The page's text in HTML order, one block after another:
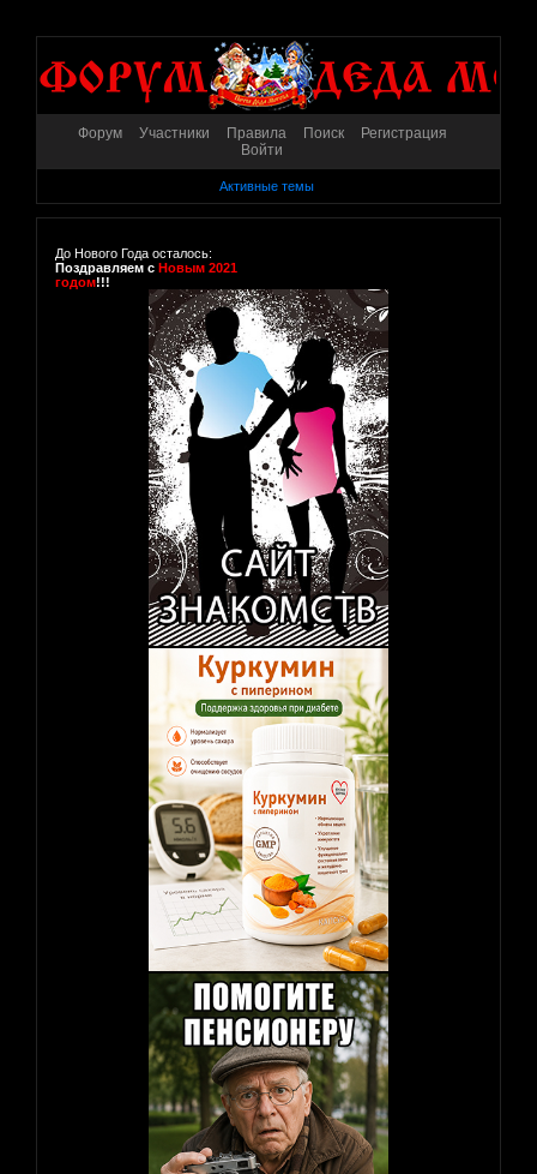
Форум Участники Правила Поиск
Регистрация
Войти
Активные темы
До Нового Года осталось:
Поздравляем с Новым 2021
годом!!!